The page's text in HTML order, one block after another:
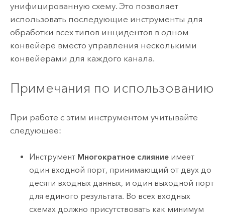
унифицированную схему. Это позволяет
использовать последующие инструменты для
обработки всех типов инцидентов в одном
конвейере вместо управления несколькими
конвейерами для каждого канала.
Примечания по использованию
При работе с этим инструментом учитывайте
следующее:
Инструмент Многократное слияние имеет
один входной порт, принимающий от двух до
десяти входных данных, и один выходной порт
для единого результата. Во всех входных
схемах должно присутствовать как минимум